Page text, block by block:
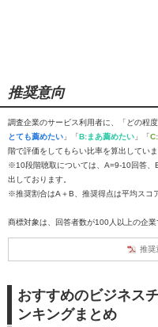
推奨意向
調査企業のサービス利用者に、「どの程
とても薦めたい 」「B:まあ薦めたい 」「
階で評価をしてもらい比率を算出していま
※10段階聴取については、A=9-10回答、
出しております。
※推奨割合はA＋B、推奨得点は平均スコ
商標対象は、回答者数が100人以上の企業
推奨
おすすめのビジネス
ンキングまとめ